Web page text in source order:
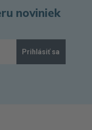
noviniek
Prihlásiť sa